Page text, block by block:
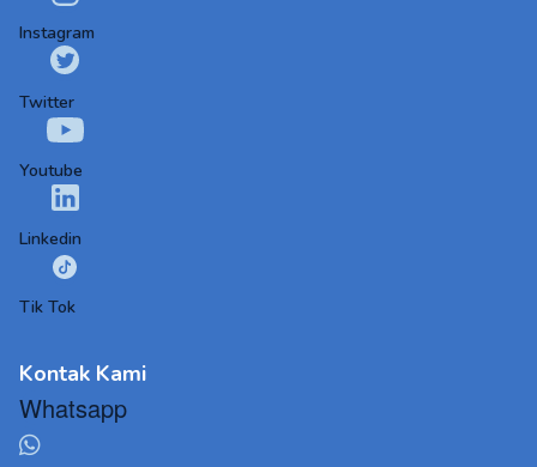
Instagram
Twitter
Youtube
Linkedin
Tik Tok
Kontak Kami
Whatsapp